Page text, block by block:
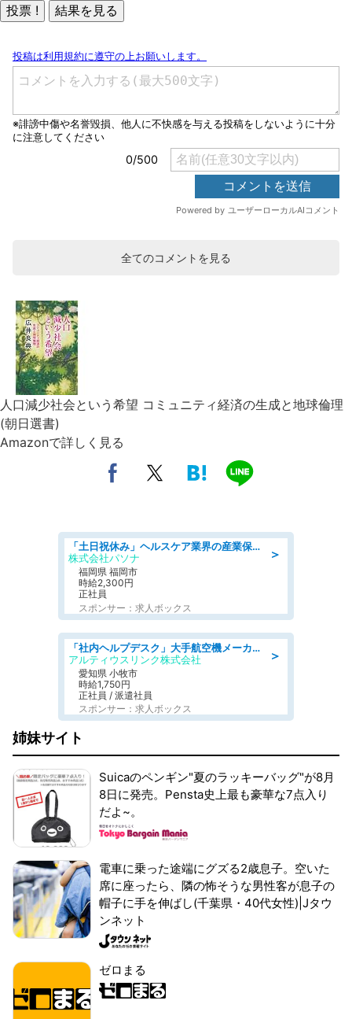
全てのコメントを見る
人口減少社会という希望 コミュニティ経済の生成と地球倫理
(朝日選書)
Amazonで詳しく見る
＞
「土日祝休み」ヘルスケア業界の産業保健師/高時給/未経験OK/要資格:保健師、正看護師
株式会社パソナ
福岡県 福岡市
時給2,300円
正社員
スポンサー：求人ボックス
＞
「社内ヘルプデスク」大手航空機メーカーでのPC・周辺機器サポート 「初心者活躍中/土日祝休み/長期」 高時給1750円+交通費全額支給
アルティウスリンク株式会社
愛知県 小牧市
時給1,750円
正社員 / 派遣社員
スポンサー：求人ボックス
姉妹サイト
Suicaのペンギン"夏のラッキーバッグ"が8月
8日に発売。Pensta史上最も豪華な7点入り
だよ~。
電車に乗った途端にグズる2歳息子。空いた
席に座ったら、隣の怖そうな男性客が息子の
帽子に手を伸ばし(千葉県・40代女性)|Jタウ
ンネット
ゼロまる